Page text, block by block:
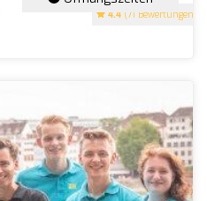
4.4 (71 Bewertungen)